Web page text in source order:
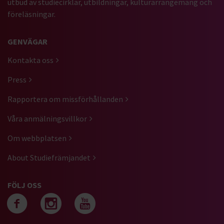
föreläsningar.
GENVÄGAR
Kontakta oss
Press
Rapportera om missförhållanden
Våra anmälningsvillkor
Om webbplatsen
About Studiefrämjandet
FÖLJ OSS
Följ oss på facebook
Följ oss på
Följ oss på